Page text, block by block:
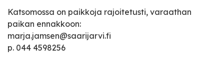
Katsomossa on paikkoja rajoitetusti, varaathan
paikan ennakkoon:
marja.jamsen@saarijarvi.fi
p. 044 4598256